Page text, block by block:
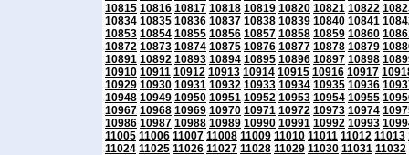
10815 10816 10817 10818 10819 10820 10821 10822
10834 10835 10836 10837 10838 10839 10840 10841
10853 10854 10855 10856 10857 10858 10859 10860
10872 10873 10874 10875 10876 10877 10878 10879
10891 10892 10893 10894 10895 10896 10897 10898
10910 10911 10912 10913 10914 10915 10916 10917
10929 10930 10931 10932 10933 10934 10935 10936
10948 10949 10950 10951 10952 10953 10954 10955
10967 10968 10969 10970 10971 10972 10973 10974
10986 10987 10988 10989 10990 10991 10992 10993
11005 11006 11007 11008 11009 11010 11011 11012 11013
11024 11025 11026 11027 11028 11029 11030 11031 11032